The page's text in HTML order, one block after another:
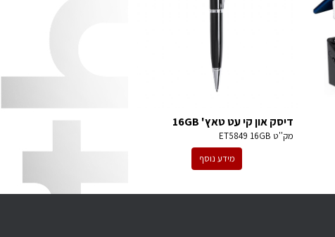
דיסק און קי עט טאץ' 16GB
מק''ט ET5849 16GB
מידע נוסף